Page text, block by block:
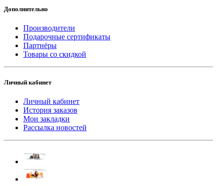
Дополнительно
Производители
Подарочные сертификаты
Партнёры
Товары со скидкой
Личный кабинет
Личный кабинет
История заказов
Мои закладки
Рассылка новостей